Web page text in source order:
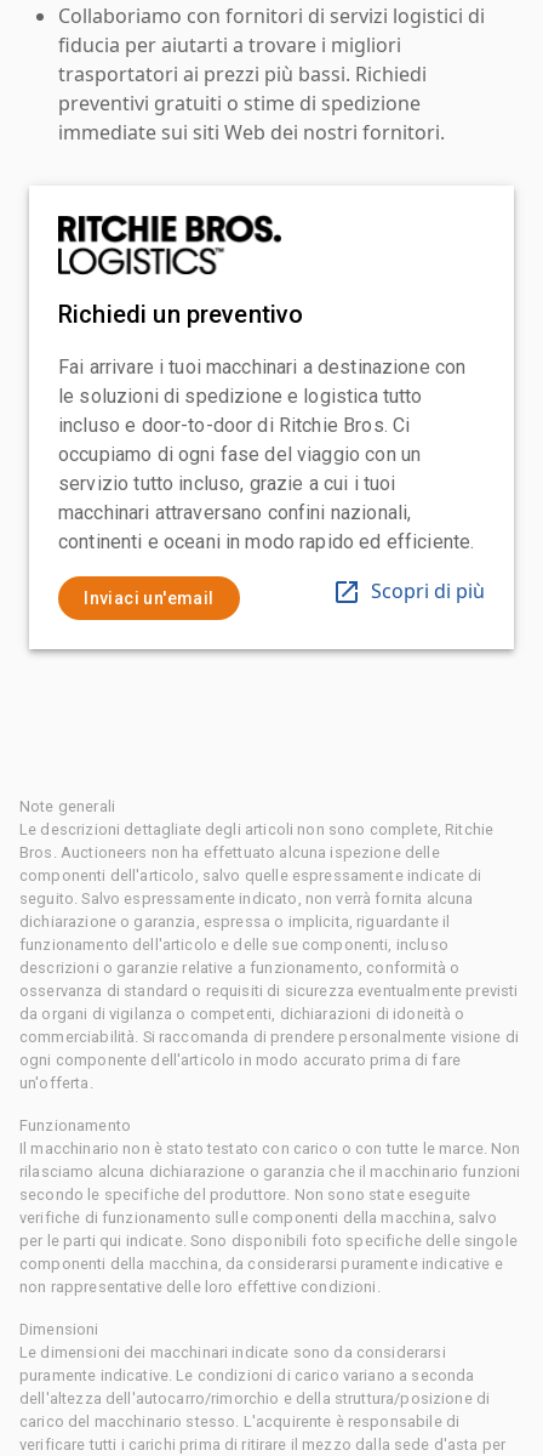
Collaboriamo con fornitori di servizi logistici di
fiducia per aiutarti a trovare i migliori
trasportatori ai prezzi più bassi. Richiedi
preventivi gratuiti o stime di spedizione
immediate sui siti Web dei nostri fornitori.
Richiedi un preventivo
Fai arrivare i tuoi macchinari a destinazione con
le soluzioni di spedizione e logistica tutto
incluso e door-to-door di Ritchie Bros. Ci
occupiamo di ogni fase del viaggio con un
servizio tutto incluso, grazie a cui i tuoi
macchinari attraversano confini nazionali,
continenti e oceani in modo rapido ed efficiente.
Inviaci un'email Scopri di più
Note generali
Le descrizioni dettagliate degli articoli non sono complete, Ritchie
Bros. Auctioneers non ha effettuato alcuna ispezione delle
componenti dell'articolo, salvo quelle espressamente indicate di
seguito. Salvo espressamente indicato, non verrà fornita alcuna
dichiarazione o garanzia, espressa o implicita, riguardante il
funzionamento dell'articolo e delle sue componenti, incluso
descrizioni o garanzie relative a funzionamento, conformità o
osservanza di standard o requisiti di sicurezza eventualmente previsti
da organi di vigilanza o competenti, dichiarazioni di idoneità o
commerciabilità. Si raccomanda di prendere personalmente visione di
ogni componente dell'articolo in modo accurato prima di fare
un'offerta.
Funzionamento
Il macchinario non è stato testato con carico o con tutte le marce. Non
rilasciamo alcuna dichiarazione o garanzia che il macchinario funzioni
secondo le specifiche del produttore. Non sono state eseguite
verifiche di funzionamento sulle componenti della macchina, salvo
per le parti qui indicate. Sono disponibili foto specifiche delle singole
componenti della macchina, da considerarsi puramente indicative e
non rappresentative delle loro effettive condizioni.
Dimensioni
Le dimensioni dei macchinari indicate sono da considerarsi
puramente indicative. Le condizioni di carico variano a seconda
dell'altezza dell'autocarro/rimorchio e della struttura/posizione di
carico del macchinario stesso. L'acquirente è responsabile di
verificare tutti i carichi prima di ritirare il mezzo dalla sede d'asta per